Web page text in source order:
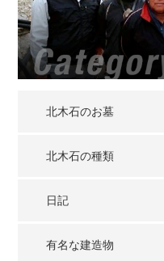
北木石のお墓
北木石の種類
日記
有名な建造物